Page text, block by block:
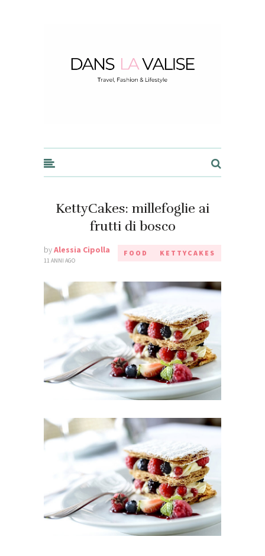
KettyCakes: millefoglie ai
frutti di bosco
byAlessia Cipolla
11 ANNI AGO
FOOD KETTYCAKES